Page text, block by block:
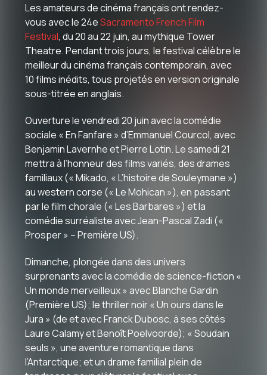
Les amateurs de cinéma français ont rendez-
vous avec le 24eSacramento French Film
Festival, du 20 au 22 juin, au mythique Tower
Theatre. Pendant trois jours, le festival célèbre le
meilleur du cinéma français contemporain, avec
10 films inédits, tous projetés en version originale
sous-titrée en anglais.
Ouverture le vendredi 20 juin avec la comédie
sociale « En Fanfare » d’Emmanuel Courcol, avec
Benjamin Lavernhe et Pierre Lotin. Le samedi 21
mettra à l’honneur des films variés, des drames
familiaux (« Mikado, « L’histoire de Souleymane »)
au western corse (« Le Mohican »), en passant
par le film chorale (« Les Barbares ») et la
comédie surréaliste avec Jean-Pascal Zadi («
Prosper » – Première US).
Dimanche, plongée dans des univers
surprenants avec la comédie de science-fiction «
Un monde merveilleux » avec Blanche Gardin
(Première US); le thriller noir « Un ours dans le
Jura » (de et avec Franck Dubosc, à ses côtés
Laure Calamy et Benoît Poelvoorde); « Soudain
seuls », une aventure romantique dans
l’Antarctique; et un drame familial plein de